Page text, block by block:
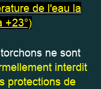
de l'eau la
+23°)
ne sont
interdit
protections de